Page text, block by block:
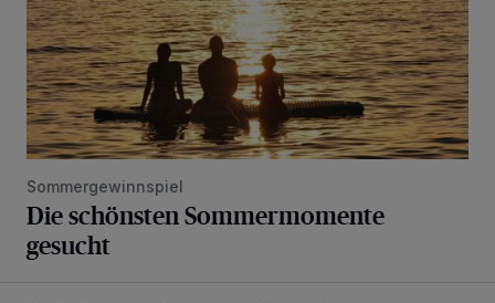
Sommergewinnspiel
Die schönsten Sommermomente
gesucht